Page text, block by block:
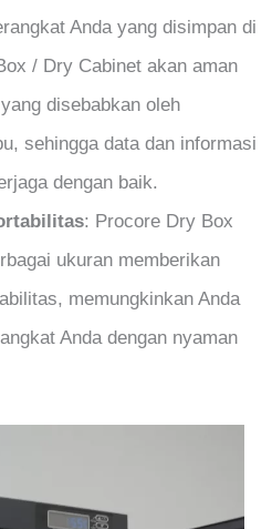
Anda yang disimpan di
/ Dry Cabinet akan aman
disebabkan oleh
sehingga data dan informasi
dengan baik.
: Procore Dry Box
ukuran memberikan
memungkinkan Anda
Anda dengan nyaman